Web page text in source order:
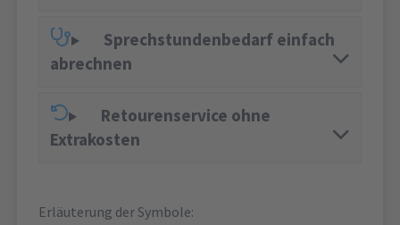
Sprechstundenbedarf einfach
abrechnen
Retourenservice ohne
Extrakosten
Erläuterung der Symbole: